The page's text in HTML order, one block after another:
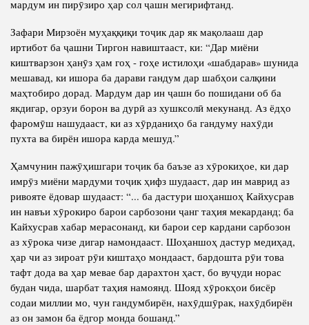
мардум ин пирӯзиро ҳар сол ҷашн мегирифтанд.
Зафари Мирзоён муҳаққиқи тоҷик дар як мақолааш дар
иртибот ба ҷашни Тиргон навиштааст, ки: “Дар миёни
киштварзон ҳанӯз ҳам гоҳ - гоҳе истилоҳи «шабдарав» шунида
мешавад, ки ишора ба дарави гандум дар шабҳои салқини
маҳтобиро дорад. Мардум дар ин ҷашн бо пошидани об ба
якдигар, орзуи борон ва дурӣ аз хушксолӣ мекунанд. Аз ёдҳо
фаромӯш нашудааст, ки аз хӯрданиҳо ба гандуму нахӯди
пухта ва бирён ишора карда мешуд.”
Ҳамчунин пажӯҳишгари тоҷик ба баъзе аз хӯрокиҳое, ки дар
имрӯз миёни мардуми тоҷик ҳифз шудааст, дар ин маврид аз
ривояте ёдовар шудааст: “... ба дастури шоҳаншоҳ Кайхусрав
ин навъи хӯрокиро барои сарбозони ҷанг таҳия мекарданд; ба
Кайхусрав хабар мерасонанд, ки барои сер кардани сарбозон
аз хӯрока чизе дигар намондааст. Шоҳаншоҳ дастур медиҳад,
ҳар чи аз зироат рӯи киштаҳо мондааст, бардошта рӯи това
тафт дода ва ҳар мевае бар дарахтон ҳаст, бо вуҷуди норас
будан чида, шарбат таҳия намоянд. Шояд хӯрокҳои бисёр
содаи миллии мо, чун гандумбирён, нахӯдшӯрак, нахӯдбирён
аз он замон ба ёдгор монда бошанд.”